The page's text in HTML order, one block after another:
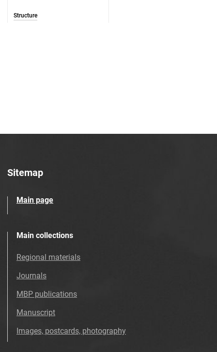
Structure
Sitemap
Main page
Main collections
Regional materials
Journals
MBP publications
Manuscript
Images, postcards, photography